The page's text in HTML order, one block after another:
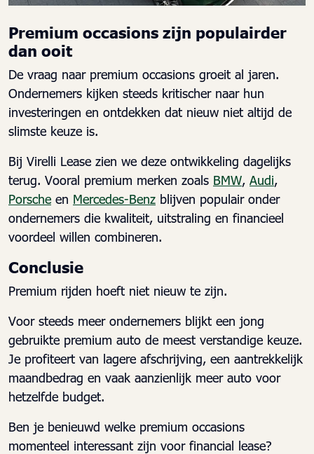
Premium occasions zijn populairder
dan ooit
De vraag naar premium occasions groeit al jaren.
Ondernemers kijken steeds kritischer naar hun
investeringen en ontdekken dat nieuw niet altijd de
slimste keuze is.
Bij Virelli Lease zien we deze ontwikkeling dagelijks
terug. Vooral premium merken zoals BMW, Audi,
Porsche en Mercedes-Benz blijven populair onder
ondernemers die kwaliteit, uitstraling en financieel
voordeel willen combineren.
Conclusie
Premium rijden hoeft niet nieuw te zijn.
Voor steeds meer ondernemers blijkt een jong
gebruikte premium auto de meest verstandige keuze.
Je profiteert van lagere afschrijving, een aantrekkelijk
maandbedrag en vaak aanzienlijk meer auto voor
hetzelfde budget.
Ben je benieuwd welke premium occasions
momenteel interessant zijn voor financial lease?